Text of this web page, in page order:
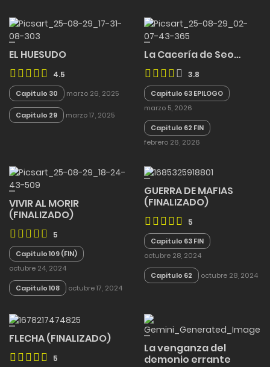
EL HUESUDO
4.5
Capitulo 30 marzo 26, 2025
Capitulo 29 marzo 17, 2025
La Cacería de Seo…
3.8
Capitulo 63 EPILOGO
marzo 5, 2026
Capitulo 62 FIN
febrero 26, 2026
VIVIR AL MORIR
(FINALIZADO)
5
Capitulo 109 (FIN)
octubre 24, 2024
Capitulo 108 octubre 17, 2024
GUERRA DE MAFIAS
(FINALIZADO)
5
Capitulo 63 FIN
octubre 28, 2024
Capitulo 62 octubre 28, 2024
FLECHA (FINALIZADO)
5
La venganza del
demonio errante